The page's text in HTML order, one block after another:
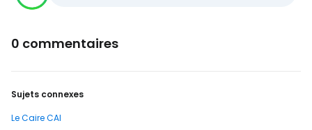
0 commentaires
Sujets connexes
Le Caire CAI